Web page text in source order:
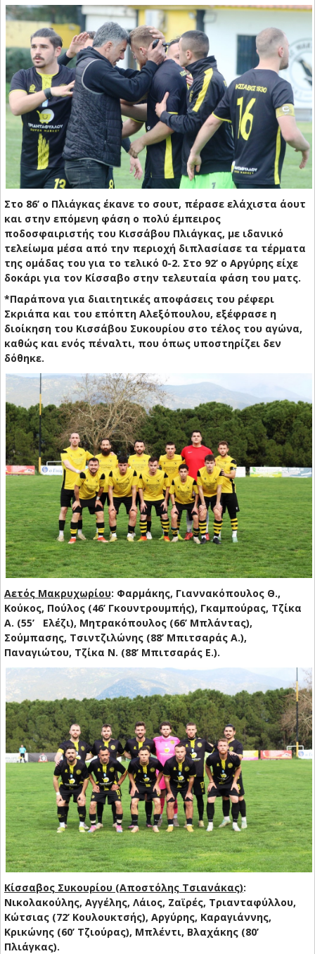
Στο 86’ ο Πλιάγκας έκανε το σουτ, πέρασε ελάχιστα άουτ
και στην επόμενη φάση ο πολύ έμπειρος
ποδοσφαιριστής του Κισσάβου Πλιάγκας, με ιδανικό
τελείωμα μέσα από την περιοχή διπλασίασε τα τέρματα
της ομάδας του για το τελικό 0-2. Στο 92’ ο Αργύρης είχε
δοκάρι για τον Κίσσαβο στην τελευταία φάση του ματς.
*Παράπονα για διαιτητικές αποφάσεις του ρέφερι
Σκριάπα και του επόπτη Αλεξόπουλου, εξέφρασε η
διοίκηση του Κισσάβου Συκουρίου στο τέλος του αγώνα,
καθώς και ενός πέναλτι, που όπως υποστηρίζει δεν
δόθηκε.
Αετός Μακρυχωρίου: Φαρμάκης, Γιαννακόπουλος Θ.,
Κούκος, Πούλος (46’ Γκουντρουμπής), Γκαμπούρας, Τζίκα
Α. (55’ Ελέζι), Μητρακόπουλος (66’ Μπλάντας),
Σούμπασης, Τσιντζιλώνης (88’ Μπιτσαράς Α.),
Παναγιώτου, Τζίκα Ν. (88’ Μπιτσαράς Ε.).
Κίσσαβος Συκουρίου (Αποστόλης Τσιανάκας):
Νικολακούλης, Αγγέλης, Λάιος, Ζαϊρές, Τριανταφύλλου,
Κώτσιας (72’ Κουλουκτσής), Αργύρης, Καραγιάννης,
Κρικώνης (60’ Τζιούρας), Μπλέντι, Βλαχάκης (80’
Πλιάγκας).